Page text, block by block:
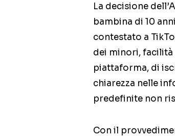
La decisione
bambina di 10
contestato a
dei minori, facilità
piattaforma, di
chiarezza nelle
predefinite non
Con il